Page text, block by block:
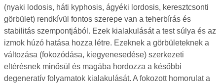
(nyaki lodosis, háti kyphosis, ágyéki lordosis, keresztcsonti
görbület) rendkívül fontos szerepe van a teherbírás és
stabilitás szempontjából. Ezek kialakulását a test súlya és az
izmok húzó hatása hozza létre. Ezeknek a görbületeknek a
változása (fokozódása, kiegyenesedése) szerkezeti
eltérésnek minősül és magába hordozza a későbbi
degeneratív folyamatok kialakulását. A fokozott homorulat a